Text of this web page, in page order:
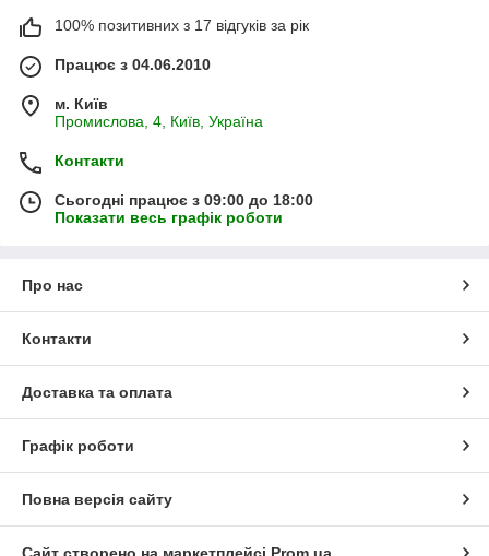
100% позитивних з 17 відгуків за рік
Працює з 04.06.2010
м. Київ
Промислова, 4, Київ, Україна
Контакти
Сьогодні працює з 09:00 до 18:00
Показати весь графік роботи
Про нас
Контакти
Доставка та оплата
Графік роботи
Повна версія сайту